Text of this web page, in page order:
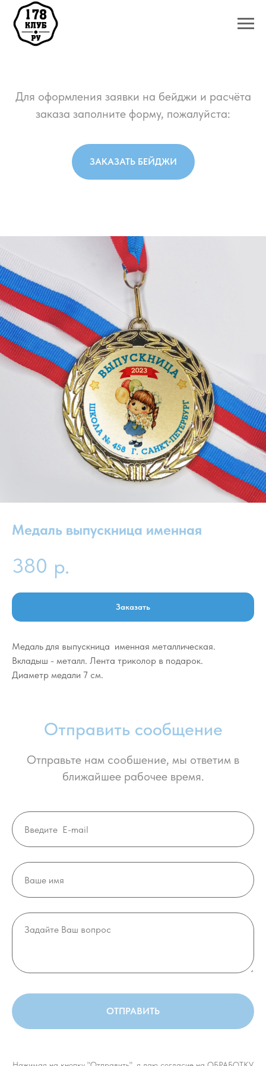
Для оформления заявки на бейджи и расчёта
заказа заполните форму, пожалуйста:
ЗАКАЗАТЬ БЕЙДЖИ
Медаль выпускница именная
380 р.
Заказать
Медаль для выпускница именная металлическая.
Вкладыш - металл. Лента триколор в подарок.
Диаметр медали 7 см.
Отправить сообщение
Отправьте нам сообшение, мы ответим в
ближайшее рабочее время.
ОТПРАВИТЬ